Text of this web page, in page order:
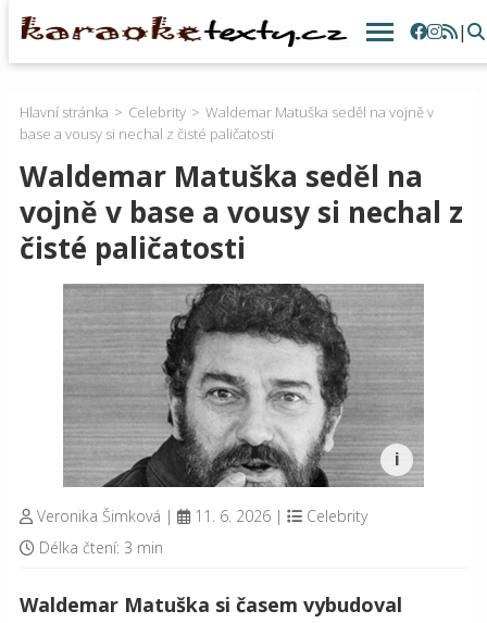
|
Hlavní stránka Celebrity
Waldemar Matuška seděl na vojně v
base a vousy si nechal z čisté paličatosti
Waldemar Matuška seděl na
vojně v base a vousy si nechal z
čisté paličatosti
Veronika Šimková | 11. 6. 2026 |
Celebrity
Délka čtení: 3 min
Waldemar Matuška si časem vybudoval